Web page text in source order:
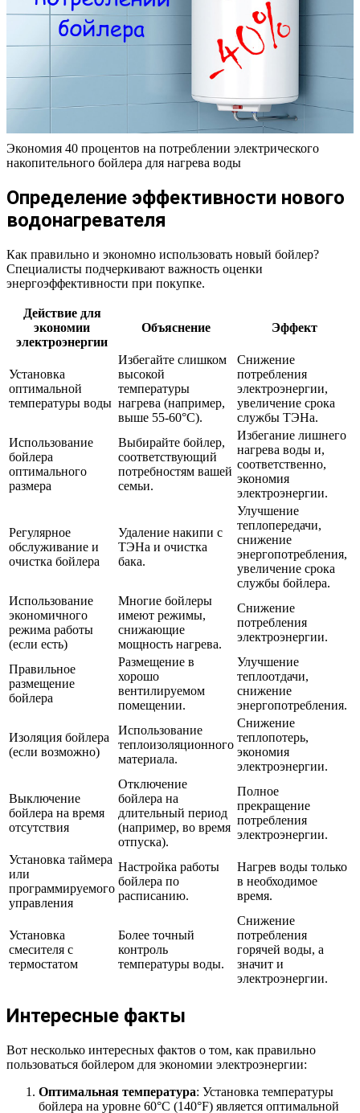
Экономия 40 процентов на потреблении электрического
накопительного бойлера для нагрева воды
Определение эффективности нового
водонагревателя
Как правильно и экономно использовать новый бойлер?
Специалисты подчеркивают важность оценки
энергоэффективности при покупке.
Действие для
экономии
электроэнергии
Объяснение Эффект
Установка
оптимальной
температуры воды
Избегайте слишком
высокой
температуры
нагрева (например,
выше 55-60°C).
Снижение
потребления
электроэнергии,
увеличение срока
службы ТЭНа.
Использование
бойлера
оптимального
размера
Выбирайте бойлер,
соответствующий
потребностям вашей
семьи.
Избегание лишнего
нагрева воды и,
соответственно,
экономия
электроэнергии.
Регулярное
обслуживание и
очистка бойлера
Удаление накипи с
ТЭНа и очистка
бака.
Улучшение
теплопередачи,
снижение
энергопотребления,
увеличение срока
службы бойлера.
Использование
экономичного
режима работы
(если есть)
Многие бойлеры
имеют режимы,
снижающие
мощность нагрева.
Снижение
потребления
электроэнергии.
Правильное
размещение
бойлера
Размещение в
хорошо
вентилируемом
помещении.
Улучшение
теплоотдачи,
снижение
энергопотребления.
Изоляция бойлера
(если возможно)
Использование
теплоизоляционного
материала.
Снижение
теплопотерь,
экономия
электроэнергии.
Выключение
бойлера на время
отсутствия
Отключение
бойлера на
длительный период
(например, во время
отпуска).
Полное
прекращение
потребления
электроэнергии.
Установка таймера
или
программируемого
управления
Настройка работы
бойлера по
расписанию.
Нагрев воды только
в необходимое
время.
Установка
смесителя с
термостатом
Более точный
контроль
температуры воды.
Снижение
потребления
горячей воды, а
значит и
электроэнергии.
Интересные факты
Вот несколько интересных фактов о том, как правильно
пользоваться бойлером для экономии электроэнергии:
Оптимальная температура: Установка температуры
бойлера на уровне 60°C (140°F) является оптимальной